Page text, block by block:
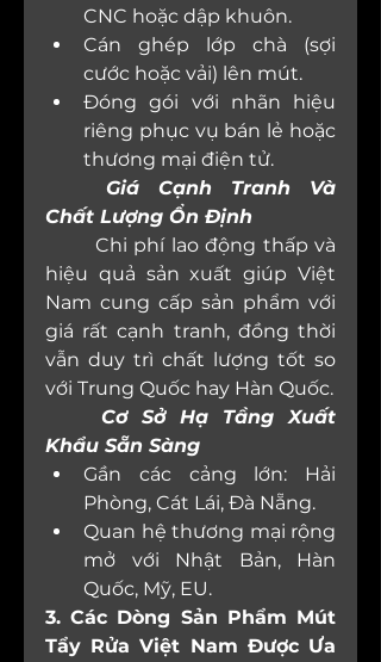
CNC hoặc dập khuôn.
Cán ghép lớp chà (sợi
cước hoặc vải) lên mút.
Đóng gói với nhãn hiệu
riêng phục vụ bán lẻ hoặc
thương mại điện tử.
Giá Cạnh Tranh Và
Chất Lượng Ổn Định
hiệu quả sản xuất giúp Việt
Nam cung cấp sản phẩm với
giá rất cạnh tranh, đồng thời
vẫn duy trì chất lượng tốt so
với Trung Quốc hay Hàn Quốc.
Cơ Sở Hạ Tầng Xuất
Khẩu Sẵn Sàng
Gần các cảng lớn: Hải
Phòng, Cát Lái, Đà Nẵng.
Quan hệ thương mại rộng
mở với Nhật Bản, Hàn
Quốc, Mỹ, EU.
3. Các Dòng Sản Phẩm Mút
Tẩy Rửa Việt Nam Được Ưa